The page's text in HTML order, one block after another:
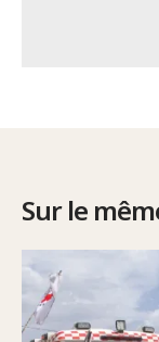
Sur le